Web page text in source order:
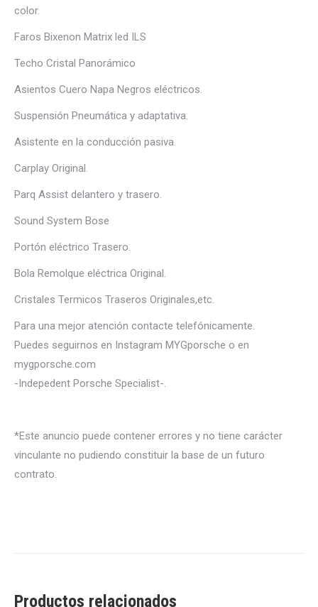
color.
Faros Bixenon Matrix led ILS
Techo Cristal Panorámico
Asientos Cuero Napa Negros eléctricos.
Suspensión Pneumática y adaptativa.
Asistente en la conducción pasiva.
Carplay Original.
Parq Assist delantero y trasero.
Sound System Bose
Portón eléctrico Trasero.
Bola Remolque eléctrica Original.
Cristales Termicos Traseros Originales,etc.
Para una mejor atención contacte telefónicamente.
Puedes seguirnos en Instagram MYGporsche o en
mygporsche.com
-Indepedent Porsche Specialist-.
*Este anuncio puede contener errores y no tiene carácter
vinculante no pudiendo constituir la base de un futuro
contrato.
Productos relacionados